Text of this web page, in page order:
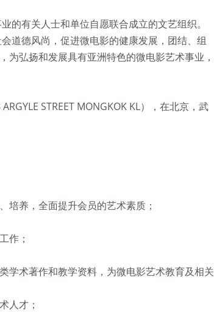
有关人士和单位自愿联合成立的文艺组织。
德风尚，促进微电影的健康发展，团结、组
弘扬和发展具有亚洲特色的微电影艺术事业，
STREET MONGKOK KL），在北京，武
养，全面提升会员的艺术素质；
作；
术著作和教学资料，为微电影艺术教育及相关
人才；